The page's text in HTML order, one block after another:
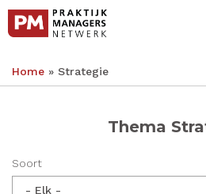
Overslaan
naar
inhoud
Home Strategie
Thema
Soort